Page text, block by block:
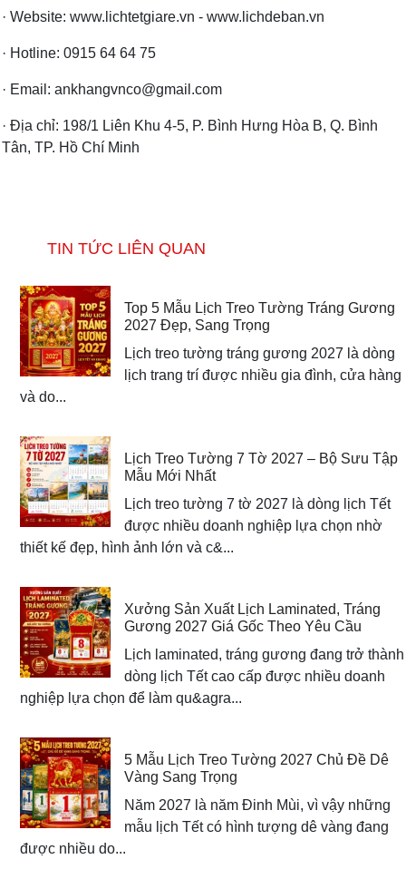
· Website: www.lichtetgiare.vn - www.lichdeban.vn
· Hotline: 0915 64 64 75
· Email: ankhangvnco@gmail.com
· Địa chỉ: 198/1 Liên Khu 4-5, P. Bình Hưng Hòa B, Q. Bình
Tân, TP. Hồ Chí Minh
TIN TỨC LIÊN QUAN
Top 5 Mẫu Lịch Treo Tường Tráng Gương
2027 Đẹp, Sang Trọng
Lịch treo tường tráng gương 2027 là dòng
lịch trang trí được nhiều gia đình, cửa hàng
và do...
Lịch Treo Tường 7 Tờ 2027 – Bộ Sưu Tập
Mẫu Mới Nhất
Lịch treo tường 7 tờ 2027 là dòng lịch Tết
được nhiều doanh nghiệp lựa chọn nhờ
thiết kế đẹp, hình ảnh lớn và c&...
Xưởng Sản Xuất Lịch Laminated, Tráng
Gương 2027 Giá Gốc Theo Yêu Cầu
Lịch laminated, tráng gương đang trở thành
dòng lịch Tết cao cấp được nhiều doanh
nghiệp lựa chọn để làm qu&agra...
5 Mẫu Lịch Treo Tường 2027 Chủ Đề Dê
Vàng Sang Trọng
Năm 2027 là năm Đinh Mùi, vì vậy những
mẫu lịch Tết có hình tượng dê vàng đang
được nhiều do...